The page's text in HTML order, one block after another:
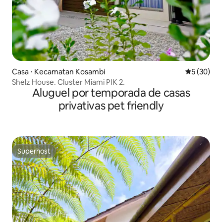
Casa ⋅ Kecamatan Kosambi 5 de uma
5 (30)
Shelz House. Cluster Miami PIK 2.
Aluguel por temporada de casas
privativas pet friendly
Superhost
Superhost